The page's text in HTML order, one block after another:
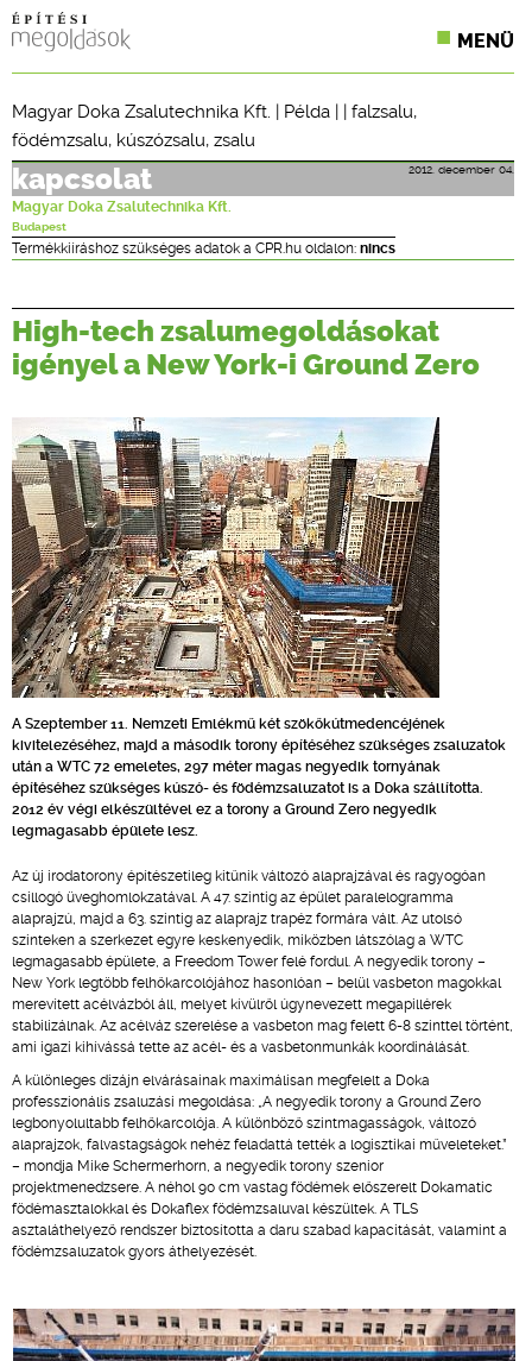
MENÜ
SZAKLAPOK
CPR TERMÉKKIÍRÁS
ÉPÍTÉSI JOG
ONLINE KÉPZÉSEK
TERVEZÉSI SEGÉDLETEK
Magyar Doka Zsalutechnika Kft. | Példa | | falzsalu,
födémzsalu, kúszózsalu, zsalu
2012. december 04.
kapcsolat
Magyar Doka Zsalutechnika Kft.
Budapest
Termékkiíráshoz szükséges adatok a CPR.hu oldalon: nincs
High-tech zsalumegoldásokat
igényel a New York-i Ground Zero
A Szeptember 11. Nemzeti Emlékmű két szökőkútmedencéjének
kivitelezéséhez, majd a második torony építéséhez szükséges zsaluzatok
után a WTC 72 emeletes, 297 méter magas negyedik tornyának
építéséhez szükséges kúszó- és födémzsaluzatot is a Doka szállította.
2012 év végi elkészültével ez a torony a Ground Zero negyedik
legmagasabb épülete lesz.
Az új irodatorony építészetileg kitűnik változó alaprajzával és ragyogóan
csillogó üveghomlokzatával. A 47. szintig az épület paralelogramma
alaprajzú, majd a 63. szintig az alaprajz trapéz formára vált. Az utolsó
szinteken a szerkezet egyre keskenyedik, miközben látszólag a WTC
legmagasabb épülete, a Freedom Tower felé fordul. A negyedik torony –
New York legtöbb felhőkarcolójához hasonlóan – belül vasbeton magokkal
merevített acélvázból áll, melyet kívülről úgynevezett megapillérek
stabilizálnak. Az acélváz szerelése a vasbeton mag felett 6-8 szinttel történt,
ami igazi kihívássá tette az acél- és a vasbetonmunkák koordinálását.
A különleges dizájn elvárásainak maximálisan megfelelt a Doka
professzionális zsaluzási megoldása: „A negyedik torony a Ground Zero
legbonyolultabb felhőkarcolója. A különböző szintmagasságok, változó
alaprajzok, falvastagságok nehéz feladattá tették a logisztikai műveleteket.”
– mondja Mike Schermerhorn, a negyedik torony szenior
projektmenedzsere. A néhol 90 cm vastag födémek előszerelt Dokamatic
födémasztalokkal és Dokaflex födémzsaluval készültek. A TLS
asztaláthelyező rendszer biztosította a daru szabad kapacitását, valamint a
födémzsaluzatok gyors áthelyezését.